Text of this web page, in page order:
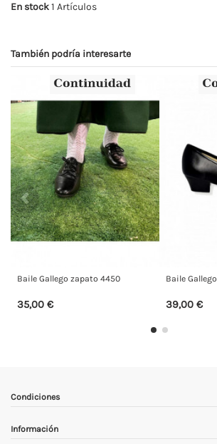
En stock1 Artículos
También podría interesarte
zapato 4450 Baile Gallego zapato 2520
Condiciones
Información